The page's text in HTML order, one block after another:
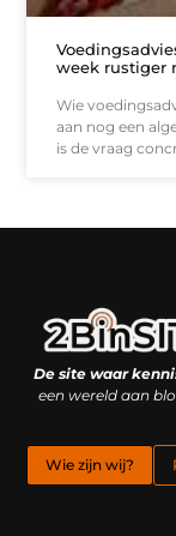
week rustiger
Wie
aan nog een
is de vraag
De site waar
een wereld aan
Wie zijn wij?